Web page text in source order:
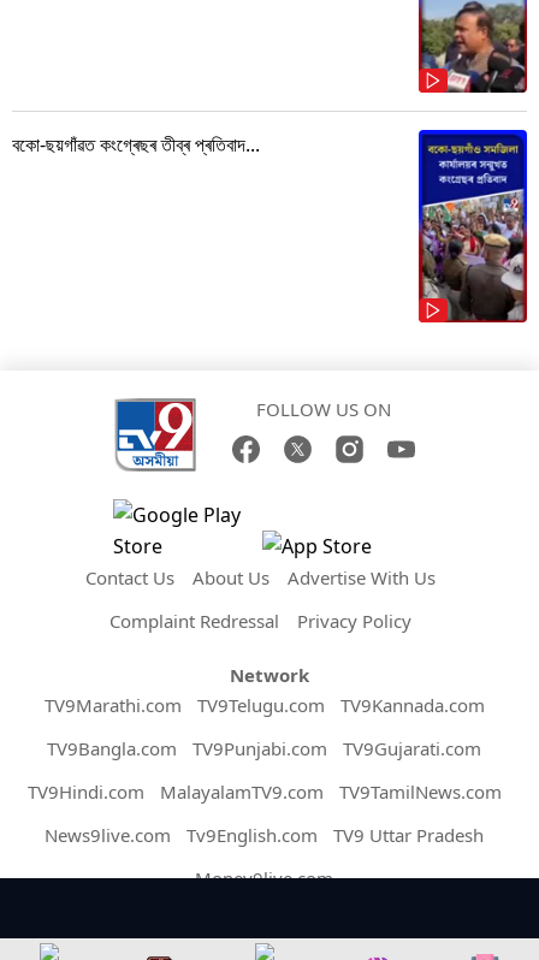
বকো-ছয়গাঁৱত কংগ্ৰেছৰ তীব্ৰ প্ৰতিবাদ...
FOLLOW US ON
Contact Us About Us
Advertise With Us
Complaint Redressal
Privacy Policy
Network
TV9Marathi.com
TV9Telugu.com
TV9Kannada.com
TV9Bangla.com
TV9Punjabi.com
TV9Gujarati.com
TV9Hindi.com
MalayalamTV9.com
TV9TamilNews.com
News9live.com
Tv9English.com
TV9 Uttar Pradesh
Money9live.com